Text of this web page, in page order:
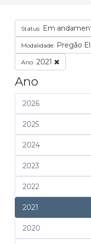
Status: Em
Modalidade: Pregão
Ano: 2021
Ano
2026
2025
2024
2023
2022
2021
2020